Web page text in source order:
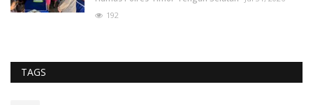
192
TAGS